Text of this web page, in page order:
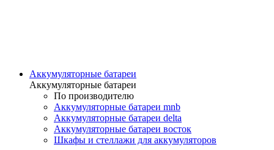
Аккумуляторные батареи
Аккумуляторные батареи
По производителю
Аккумуляторные батареи mnb
Аккумуляторные батареи delta
Аккумуляторные батареи восток
Шкафы и стеллажи для аккумуляторов